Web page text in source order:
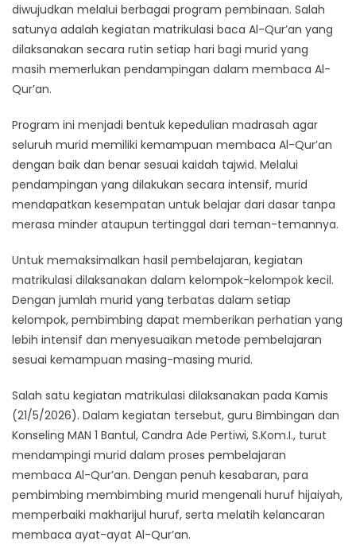
diwujudkan melalui berbagai program pembinaan. Salah
satunya adalah kegiatan matrikulasi baca Al-Qur’an yang
dilaksanakan secara rutin setiap hari bagi murid yang
masih memerlukan pendampingan dalam membaca Al-
Qur’an.
Program ini menjadi bentuk kepedulian madrasah agar
seluruh murid memiliki kemampuan membaca Al-Qur’an
dengan baik dan benar sesuai kaidah tajwid. Melalui
pendampingan yang dilakukan secara intensif, murid
mendapatkan kesempatan untuk belajar dari dasar tanpa
merasa minder ataupun tertinggal dari teman-temannya.
Untuk memaksimalkan hasil pembelajaran, kegiatan
matrikulasi dilaksanakan dalam kelompok-kelompok kecil.
Dengan jumlah murid yang terbatas dalam setiap
kelompok, pembimbing dapat memberikan perhatian yang
lebih intensif dan menyesuaikan metode pembelajaran
sesuai kemampuan masing-masing murid.
Salah satu kegiatan matrikulasi dilaksanakan pada Kamis
(21/5/2026). Dalam kegiatan tersebut, guru Bimbingan dan
Konseling MAN 1 Bantul, Candra Ade Pertiwi, S.Kom.I., turut
mendampingi murid dalam proses pembelajaran
membaca Al-Qur’an. Dengan penuh kesabaran, para
pembimbing membimbing murid mengenali huruf hijaiyah,
memperbaiki makharijul huruf, serta melatih kelancaran
membaca ayat-ayat Al-Qur’an.